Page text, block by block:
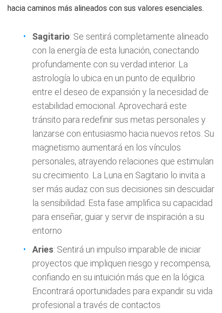
hacia caminos más alineados con sus valores esenciales.
Sagitario: Se sentirá completamente alineado
con la energía de esta lunación, conectando
profundamente con su verdad interior. La
astrología lo ubica en un punto de equilibrio
entre el deseo de expansión y la necesidad de
estabilidad emocional. Aprovechará este
tránsito para redefinir sus metas personales y
lanzarse con entusiasmo hacia nuevos retos. Su
magnetismo aumentará en los vínculos
personales, atrayendo relaciones que estimulan
su crecimiento. La Luna en Sagitario lo invita a
ser más audaz con sus decisiones sin descuidar
la sensibilidad. Esta fase amplifica su capacidad
para enseñar, guiar y servir de inspiración a su
entorno
Aries: Sentirá un impulso imparable de iniciar
proyectos que impliquen riesgo y recompensa,
confiando en su intuición más que en la lógica.
Encontrará oportunidades para expandir su vida
profesional a través de contactos